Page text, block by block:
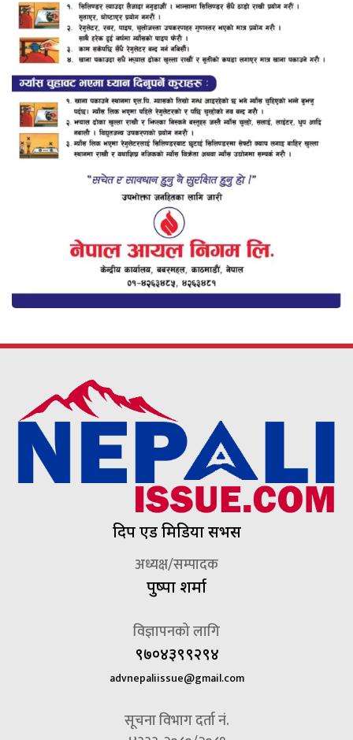
दिप एड मिडिया सर्भिस
अध्यक्ष/सम्पादक
पुष्पा शर्मा
विज्ञापनको लागि
९७०४३९९२९४
advnepaliissue@gmail.com
सूचना विभाग दर्ता नं.